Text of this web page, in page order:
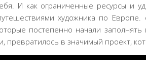
И как ограниченные ресурсы и
художника по
постепенно начали
превратилось в значимый проект,